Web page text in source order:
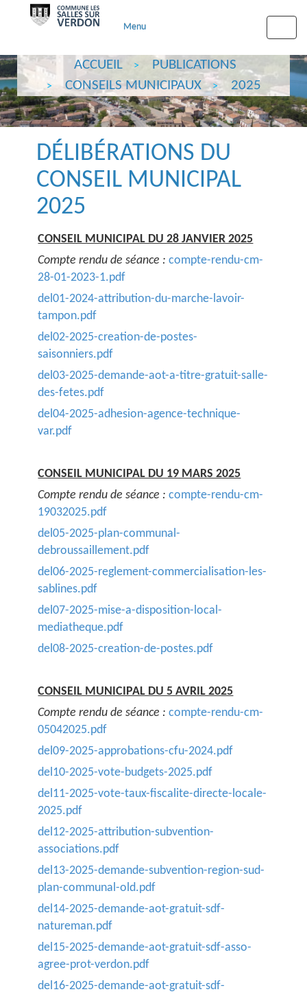
Menu
ACCUEIL
PUBLICATIONS
CONSEILS MUNICIPAUX
2025
DÉLIBÉRATIONS DU
CONSEIL MUNICIPAL
2025
CONSEIL MUNICIPAL DU 28 JANVIER 2025
Compte rendu de séance :compte-rendu-cm-
28-01-2023-1.pdf
del01-2024-attribution-du-marche-lavoir-
tampon.pdf
del02-2025-creation-de-postes-
saisonniers.pdf
del03-2025-demande-aot-a-titre-gratuit-salle-
des-fetes.pdf
del04-2025-adhesion-agence-technique-
var.pdf
CONSEIL MUNICIPAL DU 19 MARS 2025
Compte rendu de séance :compte-rendu-cm-
19032025.pdf
del05-2025-plan-communal-
debroussaillement.pdf
del06-2025-reglement-commercialisation-les-
sablines.pdf
del07-2025-mise-a-disposition-local-
mediatheque.pdf
del08-2025-creation-de-postes.pdf
CONSEIL MUNICIPAL DU 5 AVRIL 2025
Compte rendu de séance :compte-rendu-cm-
05042025.pdf
del09-2025-approbations-cfu-2024.pdf
del10-2025-vote-budgets-2025.pdf
del11-2025-vote-taux-fiscalite-directe-locale-
2025.pdf
del12-2025-attribution-subvention-
associations.pdf
del13-2025-demande-subvention-region-sud-
plan-communal-old.pdf
del14-2025-demande-aot-gratuit-sdf-
natureman.pdf
del15-2025-demande-aot-gratuit-sdf-asso-
agree-prot-verdon.pdf
del16-2025-demande-aot-gratuit-sdf-